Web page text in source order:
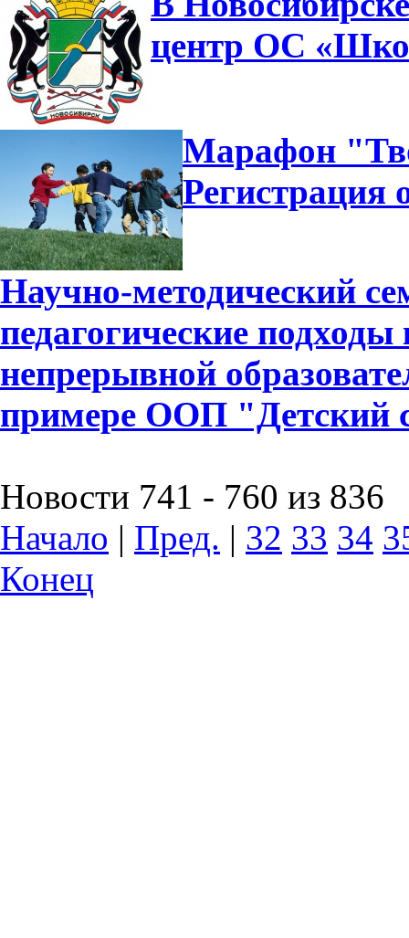
центр ОС
Марафон
Регистрация
Научно-методический
педагогические
непрерывной
примере ООП "Детский
Новости 741 - 760 из 836
Начало | Пред. | 32 33 34
Конец